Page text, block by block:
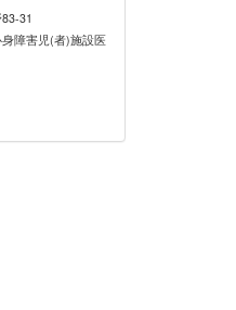
31
障害児(者)施設医